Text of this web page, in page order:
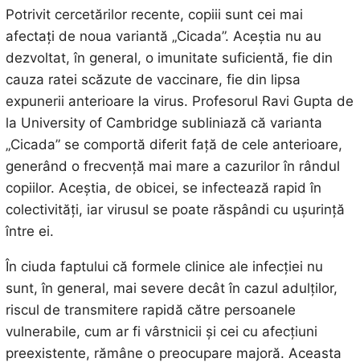
Potrivit cercetărilor recente, copiii sunt cei mai
afectați de noua variantă „Cicada”. Aceștia nu au
dezvoltat, în general, o imunitate suficientă, fie din
cauza ratei scăzute de vaccinare, fie din lipsa
expunerii anterioare la virus. Profesorul Ravi Gupta de
la University of Cambridge subliniază că varianta
„Cicada” se comportă diferit față de cele anterioare,
generând o frecvență mai mare a cazurilor în rândul
copiilor. Aceștia, de obicei, se infectează rapid în
colectivități, iar virusul se poate răspândi cu ușurință
între ei.
În ciuda faptului că formele clinice ale infecției nu
sunt, în general, mai severe decât în cazul adulților,
riscul de transmitere rapidă către persoanele
vulnerabile, cum ar fi vârstnicii și cei cu afecțiuni
preexistente, rămâne o preocupare majoră. Aceasta